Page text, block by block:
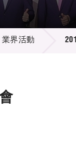
招標通告
徵求研發項目
項目資料庫
資訊中心
多媒體
出版刊物
業界活動